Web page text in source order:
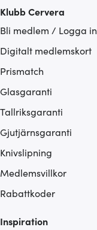
Klubb Cervera
Bli medlem / Logga in
Digitalt medlemskort
Prismatch
Glasgaranti
Tallriksgaranti
Gjutjärnsgaranti
Knivslipning
Medlemsvillkor
Rabattkoder
Inspiration